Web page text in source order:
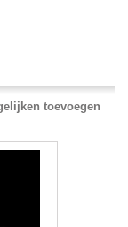
toevoegen